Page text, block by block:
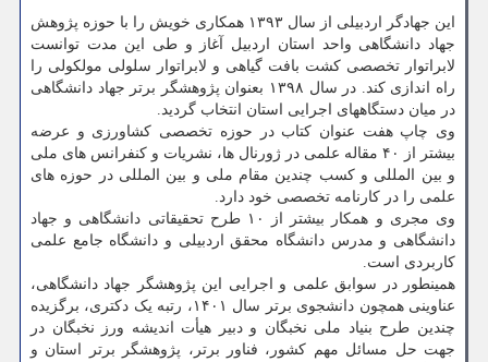
این جهادگر اردبیلی از سال ۱۳۹۳ همکاری خویش را با حوزه پژوهش
جهاد دانشگاهی واحد استان اردبیل آغاز و طی این مدت توانست
لابراتوار تخصصی کشت بافت گیاهی و لابراتوار سلولی مولکولی را
راه اندازی کند. در سال ۱۳۹۸ بعنوان پژوهشگر برتر جهاد دانشگاهی
در میان دستگاههای اجرایی استان انتخاب گردید.
وی چاپ هفت عنوان کتاب در حوزه تخصصی کشاورزی و عرضه
بیشتر از ۴۰ مقاله علمی در ژورنال ها، نشریات و کنفرانس های ملی
و بین المللی و کسب چندین مقام ملی و بین المللی در حوزه های
علمی را در کارنامه تخصصی خود دارد.
وی مجری و همکار بیشتر از ۱۰ طرح تحقیقاتی دانشگاهی و جهاد
دانشگاهی و مدرس دانشگاه محقق اردبیلی و دانشگاه جامع علمی
کاربردی است.
همینطور در سوابق علمی و اجرایی این پژوهشگر جهاد دانشگاهی،
عناوینی همچون دانشجوی برتر سال ۱۴۰۱، رتبه یک دکتری، برگزیده
چندین طرح بنیاد ملی نخبگان و دبیر هیأت اندیشه ورز نخبگان در
جهت حل مسائل مهم کشور، فناور برتر، پژوهشگر برتر استان و